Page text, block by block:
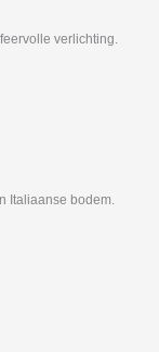
verlichting.
Italiaanse bodem.